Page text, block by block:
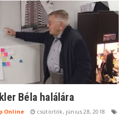
Béla halálára
Online
csütörtök, június 28, 2018